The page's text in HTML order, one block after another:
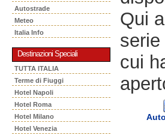
Autostrade
Meteo
Italia Info
Destinazioni Speciali
TUTTA ITALIA
Terme di Fiuggi
Hotel Napoli
Hotel Roma
Hotel Milano
Hotel Venezia
Qui
cui